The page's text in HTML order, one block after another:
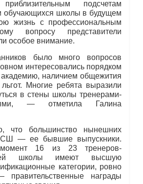
подсчетам
обучающихся школы в будущем
жизнь с профессиональным
вопросу представители
особое внимание.
было много вопросов
интересовались порядком
академию, наличием общежития
Многие ребята выразили
в стены школы тренерами-
— отметила Галина
что большинство нынешних
— ее бывшие выпускники.
16 из 23 тренеров-
школы имеют высшую
категории, ровно
награды